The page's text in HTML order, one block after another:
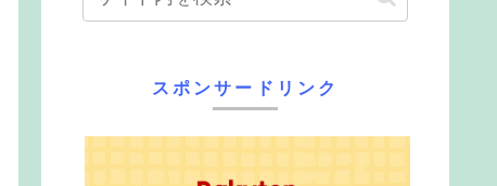
スポンサードリンク